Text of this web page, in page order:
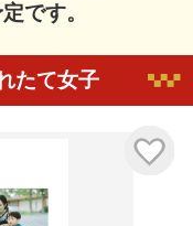
です。
たて女子